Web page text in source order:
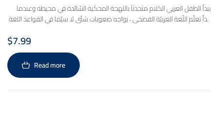
يبدأ الطفل العربي الكلام متحدثاً باللهجة المحكية السّائدة في محيطه وعندما
يبدأ تعلّم اللّغة العربيّة الفصحى ، يواجه صعوبات شتّى لا سيّما في القواعد اللغة
العربية في المرحلة ما قبل الابتدائية وذلك من خلال التّكرار، و من خلال جُملٍ
$7.99
Read more